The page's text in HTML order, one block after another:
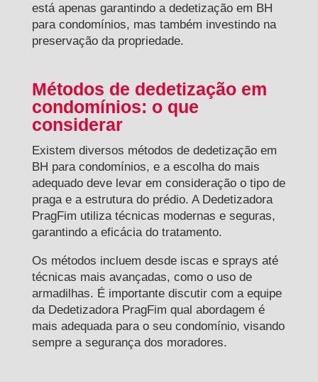
está apenas garantindo a dedetização em BH
para condomínios, mas também investindo na
preservação da propriedade.
Métodos de dedetização em
condomínios: o que
considerar
Existem diversos métodos de dedetização em
BH para condomínios, e a escolha do mais
adequado deve levar em consideração o tipo de
praga e a estrutura do prédio. A Dedetizadora
PragFim utiliza técnicas modernas e seguras,
garantindo a eficácia do tratamento.
Os métodos incluem desde iscas e sprays até
técnicas mais avançadas, como o uso de
armadilhas. É importante discutir com a equipe
da Dedetizadora PragFim qual abordagem é
mais adequada para o seu condomínio, visando
sempre a segurança dos moradores.